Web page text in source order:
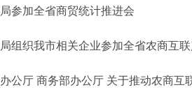
参加全省商贸统计推进会
组织我市相关企业参加全省农商互
公厅 商务部办公厅 关于推动农商互